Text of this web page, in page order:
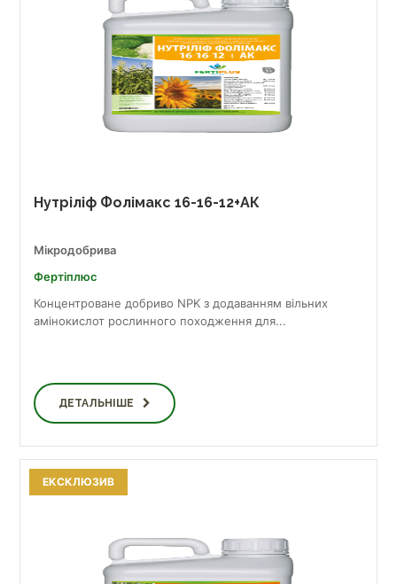
Нутріліф Фолімакс 16-16-12+АК
Мікродобрива
Фертіплюс
Концентроване добриво NPK з додаванням вільних
амінокислот рослинного походження для...
ДЕТАЛЬНІШЕ
ЕКСКЛЮЗИВ